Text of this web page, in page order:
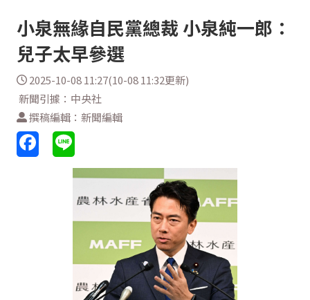
小泉無緣自民黨總裁 小泉純一郎：
兒子太早參選
2025-10-08 11:27(10-08 11:32更新)
新聞引據：中央社
撰稿編輯：新聞編輯